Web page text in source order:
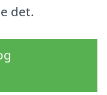
det.